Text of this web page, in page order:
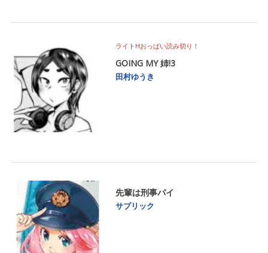
ライトHおっぱい読み切り！
GOING MY 姉!3
田村ゆうき
先輩は刑事パイ
サブリック